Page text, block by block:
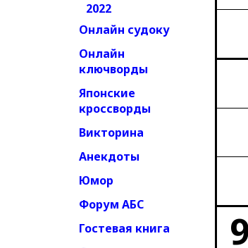
2022
Онлайн судоку
Онлайн
ключворды
Японские
кроссворды
Викторина
Анекдоты
Юмор
Форум АБС
Гостевая книга
9